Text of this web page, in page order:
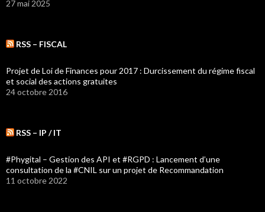
27 mai 2025
RSS – FISCAL
Projet de Loi de Finances pour 2017 : Durcissement du régime fiscal
et social des actions gratuites
24 octobre 2016
RSS – IP / IT
#Phygital – Gestion des API et #RGPD : Lancement d’une
consultation de la #CNIL sur un projet de Recommandation
11 octobre 2022